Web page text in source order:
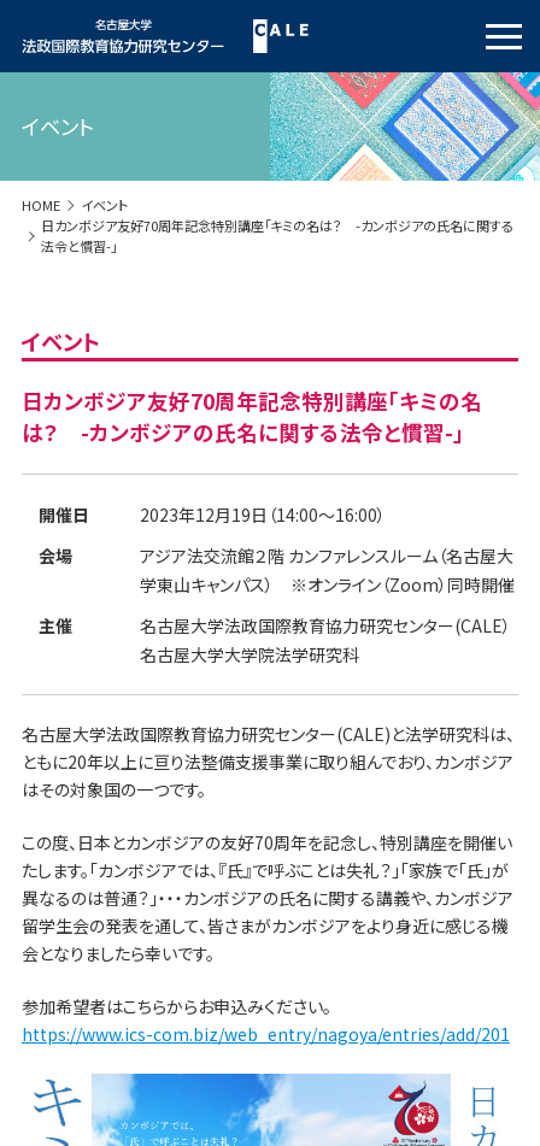
イベント
HOME
イベント
日カンボジア友好70周年記念特別講座「キミの名は？ -カンボジアの氏名に関する
法令と慣習-」
イベント
日カンボジア友好70周年記念特別講座「キミの名
は？ -カンボジアの氏名に関する法令と慣習-」
開催日
2023年12月19日（14:00～16:00）
会場
アジア法交流館２階 カンファレンスルーム（名古屋大
学東山キャンパス） ※オンライン（Zoom）同時開催
主催
名古屋大学法政国際教育協力研究センター(CALE）
名古屋大学大学院法学研究科
名古屋大学法政国際教育協力研究センター(CALE)と法学研究科は、
ともに20年以上に亘り法整備支援事業に取り組んでおり、カンボジア
はその対象国の一つです。
この度、日本とカンボジアの友好70周年を記念し、特別講座を開催い
たします。「カンボジアでは、『氏』で呼ぶことは失礼？」「家族で「氏」が
異なるのは普通？」・・・カンボジアの氏名に関する講義や、カンボジア
留学生会の発表を通して、皆さまがカンボジアをより身近に感じる機
会となりましたら幸いです。
参加希望者はこちらからお申込みください。
https://www.ics-com.biz/web_entry/nagoya/entries/add/201